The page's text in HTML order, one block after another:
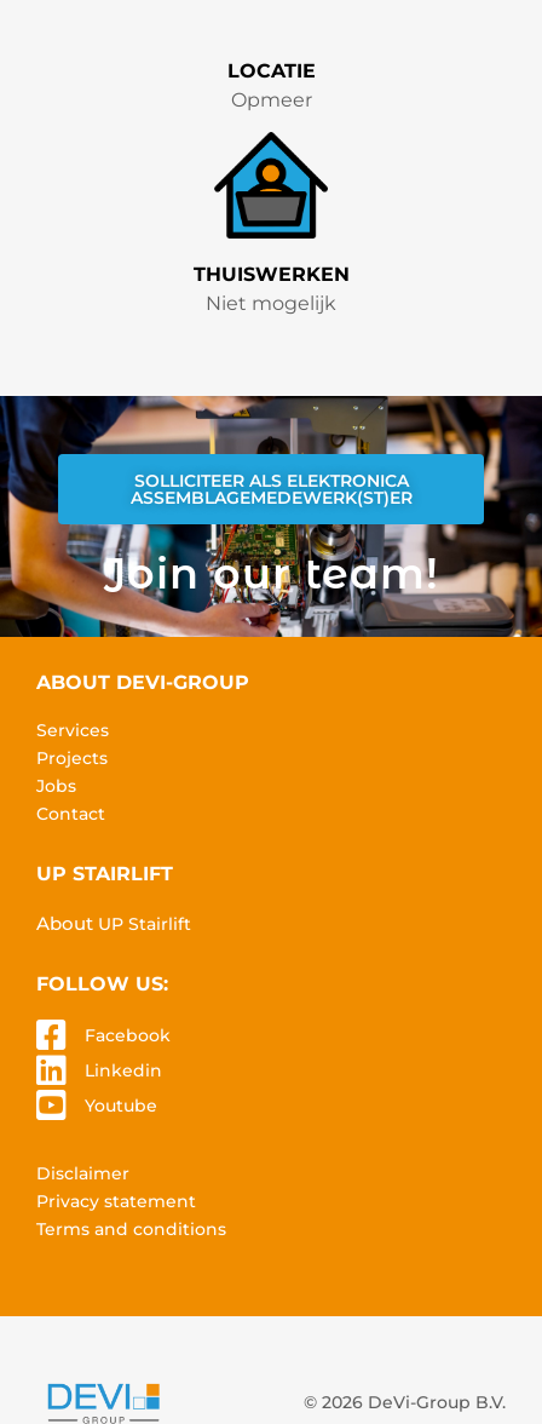
LOCATIE
Opmeer
THUISWERKEN
Niet mogelijk
SOLLICITEER ALS ELEKTRONICA
ASSEMBLAGEMEDEWERK(ST)ER
Join our team!
ABOUT DEVI-GROUP
Services
Projects
Jobs
Contact
UP STAIRLIFT
About UP Stairlift
FOLLOW US:
Facebook
Linkedin
Youtube
Disclaimer
Privacy statement
Terms and conditions
© 2026 DeVi-Group B.V.